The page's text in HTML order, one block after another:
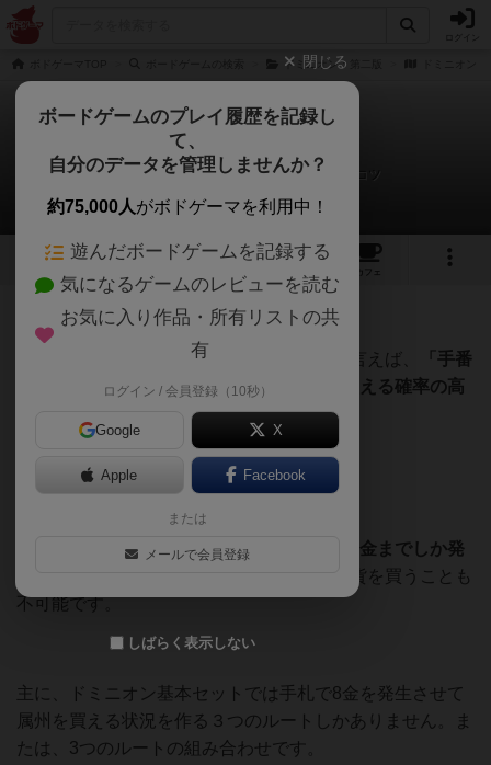
ドミニオン：第二版
ドミニオン
だいもん(@economic_wars)さんの戦略やコツ
11 15 86
カフェ
8968名 4名 0 9年以上前
ドミニオン攻略のコツを非常に簡略化して言えば、
「手番
中に、手札に8金以上を発生させ、属州を買える確率の高
となります。
すべて初期の銅貨だとした場合、最大でも5金までしか発
つまり、属州だけでなく、金貨を買うことも
不可能です。
主に、ドミニオン基本セットでは手札で8金を発生させて
属州を買える状況を作る３つのルートしかありません。ま
たは、3つのルートの組み合わせです。
閉じる
ボードゲームのプレイ履歴を記録し
て、
自分のデータを管理しませんか？
約75,000人がボドゲーマを利用中！
遊んだボードゲームを記録する
気になるゲームのレビューを読む
お気に入り作品・所有リストの共
有
ログイン / 会員登録（10秒）
Google X
Apple Facebook
または
メールで会員登録
しばらく表示しない